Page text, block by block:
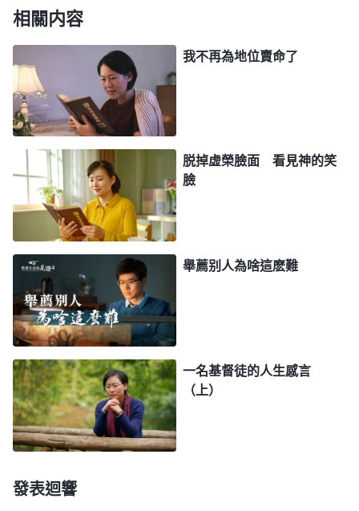
到互相補足、提示、監督的作用。想想王心和我配搭
後，她發現了不少工作當中我没有意識到的細節問
題，而且她交通真理有亮光，能解决一些實際的難
處、問題，這對教會工作有益處呀。她發現問題能主
動向帶領尋求解决，這是有負擔的表現，是為了維護
神家工作，可我却抵觸反感，這不是明擺着跟真理、
跟正面事物唱反調嗎？再想想，要不是王心發現我安
排人員不合適及時地制止，就給教會工作帶來虧損
了，我也會留下一些過犯。王心能把問題提出來，也
能促使我反省自己，以後盡本分得多用點心、多尋求
原則，這對我也是幫助、補足啊。之後，再和王心配
搭時，我流露嫉妒她的想法，我就有意識地禱告神、
背叛自己，心裏就能放下一些了，也没那麽難受了。
她再提出一些合理建議時，我就和她配搭一起去落
實，這麽實行心裏感到坦蕩了些。
一段時間後，我看到幾個弟兄姊妹有難處都去找
王心尋求交通，我心裏又不是滋味了，「明明是兩個
人負責，怎麽只找她不找我呢？難道我就這麽差勁
嗎？」我知道這種想法不對，可我還是身不由己地這
相關内容
我不再為地位賣命了
脱掉虚榮臉面 看見神的笑
臉
舉薦别人為啥這麽難
一名基督徒的人生感言
（上）
發表迴響